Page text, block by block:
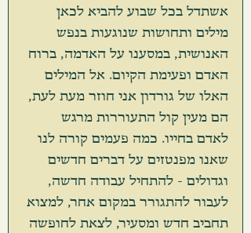
אשתדל בכל שבוע להביא לכאן
מילים ותחושות שנוגעות בנפש
האנושית, במסענו על האדמה, ברוח
האדם ופעימת הקיום. אל המילים
האלו של גורדון אני חוזר מעת לעת,
הם מעין קול התעוררות מרגש
לאדם בחייו. כמה פעמים קורה לנו
שאנו מפנטזים על דברים חדשים
וגדולים - להתחיל עבודה חדשה,
לעבור להתגורר במקום אחר, למצוא
תחביב חדש ומסעיר, לצאת לחופשה